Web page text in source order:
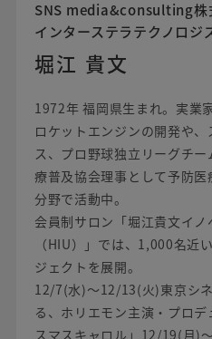
SNS media&consulting株
インターステラテクノロジ
堀江 貴文
1972年 福岡県生まれ。実業家
ロケットエンジンの開発や
ス、プロ野球独立リーグチ
療普及協会理事として予防
分野で活動中。
会員制サロン「堀江貴文イ
（HIU）」では、1,000名近
ジェクトを展開。
12/7(水)〜12/13(火)東京シ
る、ホリエモン主演・プロ
スマスキャロル」12/19(月)